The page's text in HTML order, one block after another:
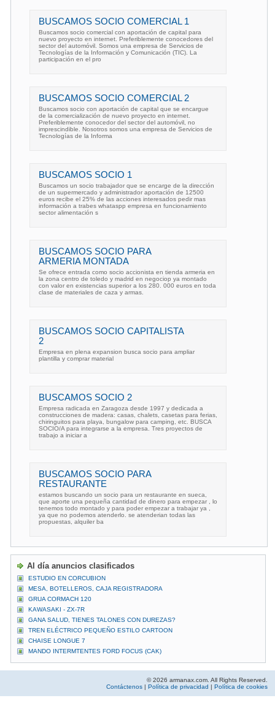
BUSCAMOS SOCIO COMERCIAL 1
Buscamos socio comercial con aportación de capital para
nuevo proyecto en internet. Preferiblemente conocedores del
sector del automóvil. Somos una empresa de Servicios de
Tecnologías de la Información y Comunicación (TIC). La
participación en el pro
BUSCAMOS SOCIO COMERCIAL 2
Buscamos socio con aportación de capital que se encargue
de la comercialización de nuevo proyecto en internet.
Preferiblemente conocedor del sector del automóvil, no
imprescindible. Nosotros somos una empresa de Servicios de
Tecnologías de la Informa
BUSCAMOS SOCIO 1
Buscamos un socio trabajador que se encarge de la dirección
de un supermercado y administrador aportación de 12500
euros recibe el 25% de las acciones interesados pedir mas
información a trabes whataspp empresa en funcionamiento
sector alimentación s
BUSCAMOS SOCIO PARA
ARMERIA MONTADA
Se ofrece entrada como socio accionista en tienda armeria en
la zona centro de toledo y madrid en negociop ya montado
con valor en existencias superior a los 280. 000 euros en toda
clase de materiales de caza y armas.
BUSCAMOS SOCIO CAPITALISTA
2
Empresa en plena expansion busca socio para ampliar
plantilla y comprar material
BUSCAMOS SOCIO 2
Empresa radicada en Zaragoza desde 1997 y dedicada a
construcciones de madera: casas, chalets, casetas para ferias,
chiringuitos para playa, bungalow para camping, etc. BUSCA
SOCIO/A para integrarse a la empresa. Tres proyectos de
trabajo a iniciar a
BUSCAMOS SOCIO PARA
RESTAURANTE
estamos buscando un socio para un restaurante en sueca,
que aporte una pequeña cantidad de dinero para empezar , lo
tenemos todo montado y para poder empezar a trabajar ya ,
ya que no podemos atenderlo. se atenderian todas las
propuestas, alquiler ba
Al día anuncios clasificados
ESTUDIO EN CORCUBION
MESA, BOTELLEROS, CAJA REGISTRADORA
GRUA CORMACH 120
KAWASAKI - ZX-7R
GANA SALUD, TIENES TALONES CON DUREZAS?
TREN ELÉCTRICO PEQUEÑO ESTILO CARTOON
CHAISE LONGUE 7
MANDO INTERMTENTES FORD FOCUS (CAK)
© 2026 armanax.com. All Rights Reserved.
Contáctenos | Política de privacidad | Política de cookies